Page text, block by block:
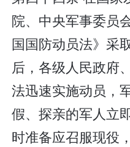
院、中央军事委员
国国防动员法》采
后，各级人民政府
法迅速实施动员，
假、探亲的军人立
时准备应召服现役